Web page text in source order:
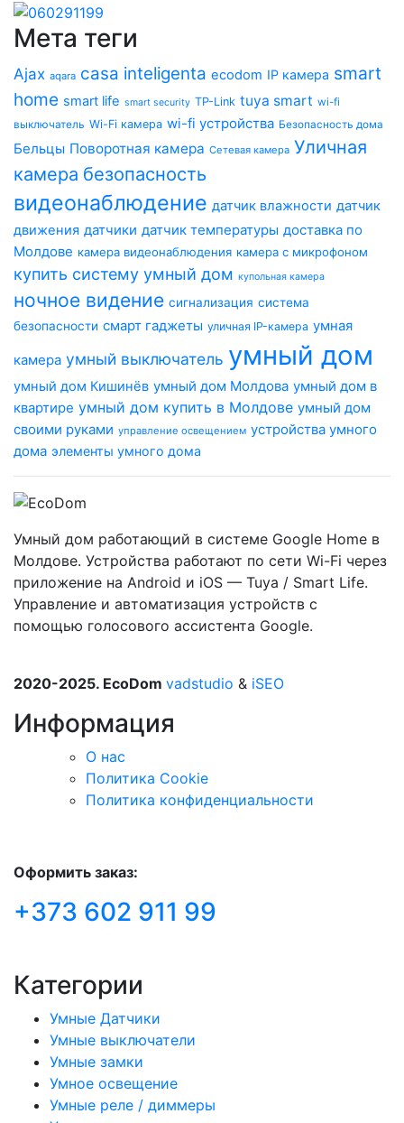
Мета теги
Ajax aqara casa inteligenta ecodom IP камера smart
home smart life smart security TP-Link tuya smart wi-fi
выключатель Wi-Fi камера wi-fi устройства Безопасность дома
Бельцы Поворотная камера Сетевая камера Уличная
камера безопасность
видеонаблюдение датчик влажности датчик
движения датчики датчик температуры доставка по
Молдове камера видеонаблюдения камера с микрофоном
купить систему умный дом купольная камера
ночное видение сигнализация система
безопасности смарт гаджеты уличная IP-камера умная
камера умный выключатель умный дом
умный дом Кишинёв умный дом Молдова умный дом в
квартире умный дом купить в Молдове умный дом
своими руками управление освещением устройства умного
дома элементы умного дома
Умный дом работающий в системе Google Home в
Молдове. Устройства работают по сети Wi-Fi через
приложение на Android и iOS — Tuya / Smart Life.
Управление и автоматизация устройств с
помощью голосового ассистента Google.
2020-2025. EcoDom vadstudio & iSEO
Информация
О нас
Политика Сookie
Политика конфиденциальности
Оформить заказ:
+373 602 911 99
Категории
Умные Датчики
Умные выключатели
Умные замки
Умное освещение
Умные реле / диммеры